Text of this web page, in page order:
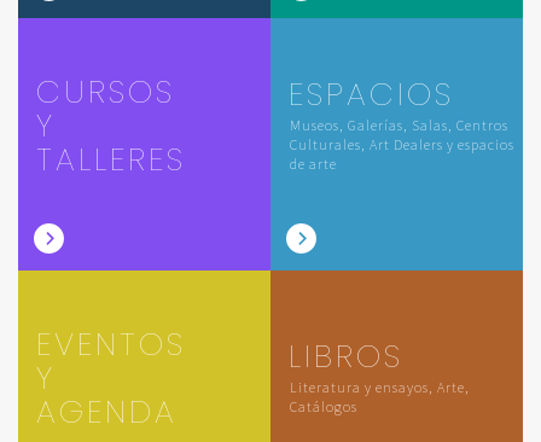
CURSOS
Y
TALLERES
ESPACIOS
Museos, Galerías, Salas, Centros
Culturales, Art Dealers y espacios
de arte
EVENTOS
Y
AGENDA
LIBROS
Literatura y ensayos, Arte,
Catálogos